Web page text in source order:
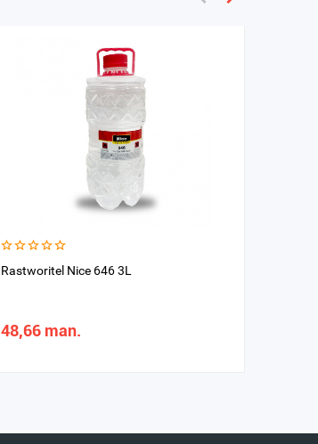
Rastworitel Nice 646 3L
48,66 man.